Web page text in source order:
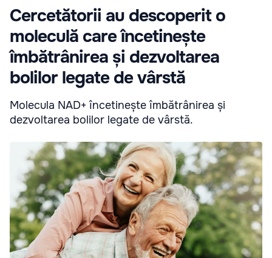
Cercetătorii au descoperit o
moleculă care încetinește
îmbătrânirea și dezvoltarea
bolilor legate de vârstă
Molecula NAD+ încetinește îmbătrânirea și
dezvoltarea bolilor legate de vârstă.